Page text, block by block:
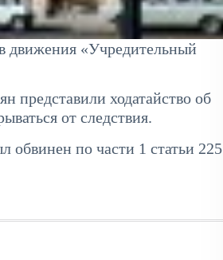
движения «Учредительный
представили ходатайство об
от следствия.
обвинен по части 1 статьи 225